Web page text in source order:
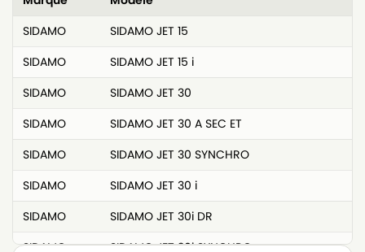
SIDAMO
SIDAMO JET 15
SIDAMO
SIDAMO JET 15 i
SIDAMO
SIDAMO JET 30
SIDAMO
SIDAMO JET 30 A SEC ET
SIDAMO
SIDAMO JET 30 SYNCHRO
SIDAMO
SIDAMO JET 30 i
SIDAMO
SIDAMO JET 30i DR
SIDAMO
SIDAMO JET 30i SYNCHRO